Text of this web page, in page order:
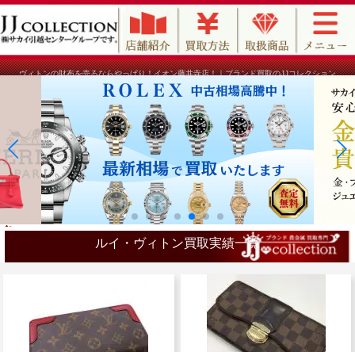
ヴィトンの財布を売るならやっぱり！イオン藤井寺店！｜ブランド買取のJJコレクション
ルイ・ヴィトン買取実績一覧